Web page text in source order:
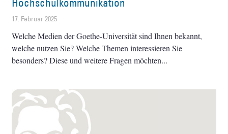
17. Februar 2025
Welche Medien der Goethe-Universität sind Ihnen bekannt,
welche nutzen Sie? Welche Themen interessieren Sie
besonders? Diese und weitere Fragen möchten